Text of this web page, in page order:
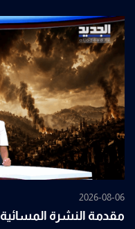
2026-08-06
مقدمة النشرة المسائية 06-08-2026